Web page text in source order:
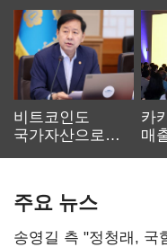
비트코인도
국가자산으로…'
카
매
주요 뉴스
송영길 측 "정청래,